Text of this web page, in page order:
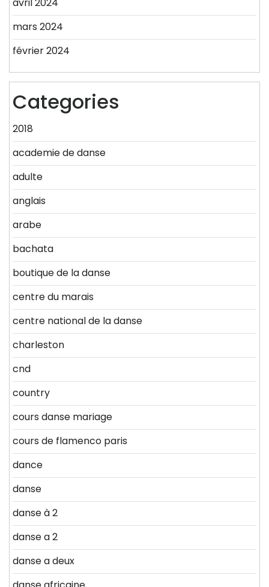
mars 2024
février 2024
Categories
2018
academie de danse
adulte
anglais
arabe
bachata
boutique de la danse
centre du marais
centre national de la danse
charleston
cnd
country
cours danse mariage
cours de flamenco paris
dance
danse
danse à 2
danse a 2
danse a deux